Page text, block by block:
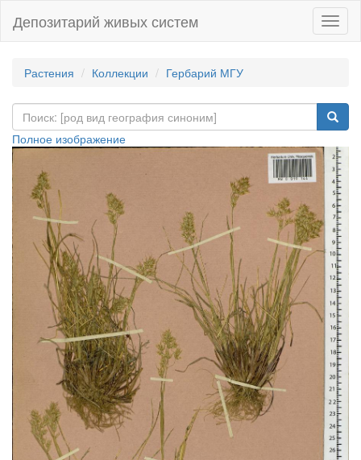
Депозитарий живых систем
Растения Коллекции Гербарий МГУ
Полное изображение